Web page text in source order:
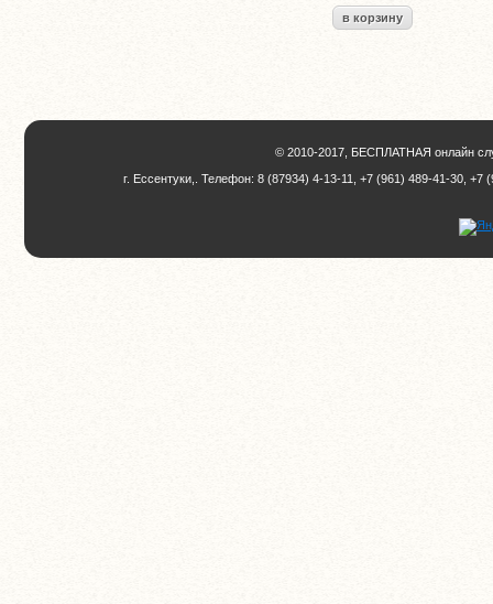
© 2010-2017, БЕСПЛАТНАЯ онлайн
г. Ессентуки,. Телефон: 8 (87934) 4-13-11, +7 (961) 489-41-30,